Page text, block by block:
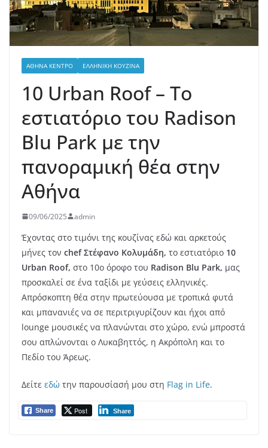
ΑΘΉΝΑ ΚΈΝΤΡΟ ΕΛΛΗΝΙΚΉ ΚΟΥΖΊΝΑ
10 Urban Roof – Το
εστιατόριο του Radison
Blu Park με την
πανοραμική θέα στην
Αθήνα
09/06/2025 admin
Έχοντας στο τιμόνι της κουζίνας εδώ και αρκετούς
μήνες τον chef Στέφανο Κολυμάδη, το εστιατόριο 10
Urban Roof, στο 10ο όροφο του Radison Blu Park, μας
προσκαλεί σε ένα ταξίδι με γεύσεις ελληνικές.
Απρόσκοπτη θέα στην πρωτεύουσα με τροπικά φυτά
και μπανανιές να σε περιτριγυρίζουν και ήχοι από
lounge μουσικές να πλανώνται στο χώρο, ενώ μπροστά
σου απλώνονται ο Λυκαβηττός, η Ακρόπολη και το
Πεδίο του Άρεως.
Δείτε εδώ την παρουσίασή μου στη Flag in Life.
Share Post Share